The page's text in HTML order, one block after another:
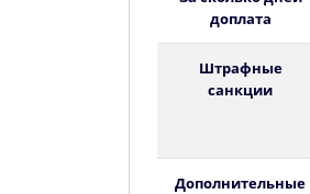
доплата
Штрафные
санкции
Дополнительные